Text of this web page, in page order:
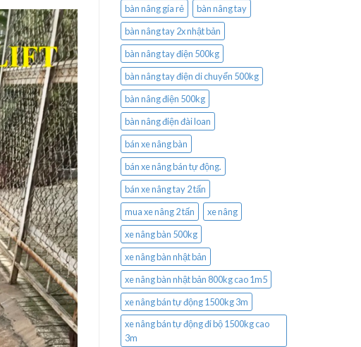
bàn nâng gía rẻ
bàn nâng tay
bàn nâng tay 2x nhật bản
bàn nâng tay điện 500kg
bàn nâng tay điện di chuyển 500kg
bàn nâng điện 500kg
bàn nâng điện đài loan
bán xe nâng bàn
bán xe nâng bán tự động.
bán xe nâng tay 2 tấn
mua xe nâng 2 tấn
xe nâng
xe nâng bàn 500kg
xe nâng bàn nhật bản
xe nâng bàn nhật bản 800kg cao 1m5
xe nâng bán tự động 1500kg 3m
xe nâng bán tự động đi bộ 1500kg cao
3m